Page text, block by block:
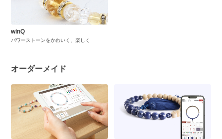
winQ
パワーストーンをかわいく、楽しく
オーダーメイド